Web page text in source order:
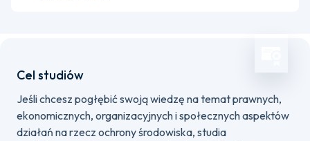
Cel studiów
Jeśli chcesz pogłębić swoją wiedzę na temat prawnych,
ekonomicznych, organizacyjnych i społecznych aspektów
działań na rzecz ochrony środowiska, studia